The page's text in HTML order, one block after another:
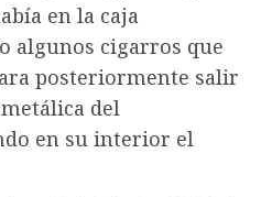
en la caja
algunos cigarros que
posteriormente salir
del
en su interior el